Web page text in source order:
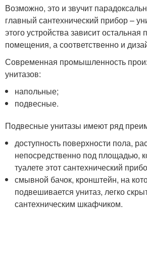
Возможно, это и звучит
главный сантехнический прибор –
этого устройства зависит остальная
помещения, а соответственно и
Современная промышленность
унитазов:
напольные;
подвесные.
Подвесные унитазы имеют ряд
доступность поверхности пола,
непосредственно под площадью,
туалете этот сантехнический
смывной бачок, кронштейн, на
подвешивается унитаз, легко
сантехническим шкафчиком.